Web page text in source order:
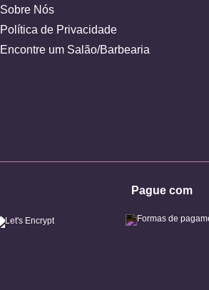
Sobre Nós
Política de Privacidade
Encontre um Salão/Barbearia
Pague com